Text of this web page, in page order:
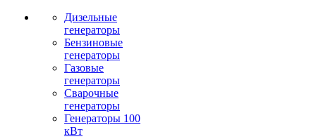
Дизельные
генераторы
Бензиновые
генераторы
Газовые
генераторы
Сварочные
генераторы
Генераторы 100
кВт